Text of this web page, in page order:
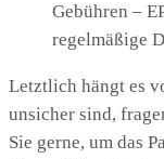
Gebühren –
regelmäßige
Letztlich hängt es
unsicher sind,
Sie gerne, um das